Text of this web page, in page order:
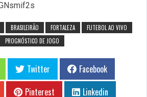
BRASILEIRÃO FORTALEZA
FUTEBOL AO VIVO
PROGNÓSTICO DE JOGO
Twitter
Facebook
Pinterest Linkedin